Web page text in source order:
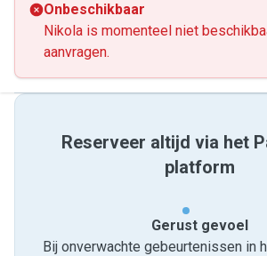
Onbeschikbaar
Nikola is momenteel niet
aanvragen.
Reserveer altijd via het
platform
Gerust gevoel
Bij onverwachte gebeurtenissen in